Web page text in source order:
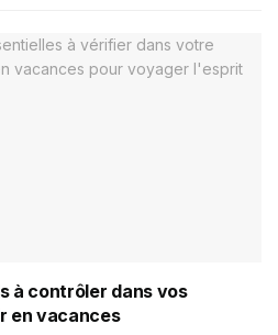
à contrôler dans vos
en vacances